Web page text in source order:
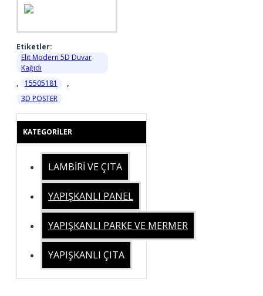
Etiketler:
Elit Modern 5D Duvar
Kağıdı
,
15505181
,
3D POSTER
KATEGORILER
LAMBİRİ VE ÇITA
YAPIŞKANLI PANEL
YAPIŞKANLI PARKE VE MERMER
YAPIŞKANLI ÇITA